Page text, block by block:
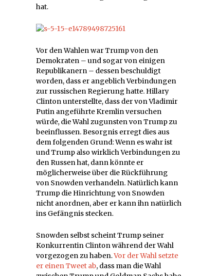
hat.
Vor den Wahlen war Trump von den
Demokraten – und sogar von einigen
Republikanern – dessen beschuldigt
worden, dass er angeblich Verbindungen
zur russischen Regierung hatte. Hillary
Clinton unterstellte, dass der von Vladimir
Putin angeführte Kremlin versuchen
würde, die Wahl zugunsten von Trump zu
beeinflussen. Besorgnis erregt dies aus
dem folgenden Grund: Wenn es wahr ist
und Trump also wirklich Verbindungen zu
den Russen hat, dann könnte er
möglicherweise über die Rückführung
von Snowden verhandeln. Natürlich kann
Trump die Hinrichtung von Snowden
nicht anordnen, aber er kann ihn natürlich
ins Gefängnis stecken.
Snowden selbst scheint Trump seiner
Konkurrentin Clinton während der Wahl
vorgezogen zu haben.Vor der Wahl setzte
er einen Tweet ab, dass man die Wahl